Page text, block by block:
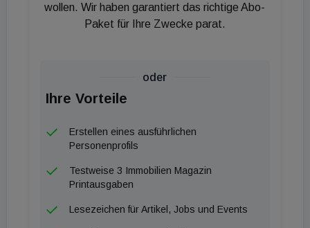
selbstbewusst kommuniziert was der Metallbau
kann. Das neue Lizenzkonzept AFI.Zukunft enthält
sind branchenspezifische sowie regionale
Impulstreffen, regionale und
unternehmensspezifische Werbe-, PR- und Social-
Media-Kampagnen, Aktivitäten rund um das AFI-
Weißbuch der Gemeinschaftsmarke Alu-Fenster,
die Ausschreibung des Aluminium-Architektur-
wollen. Wir haben garantiert das richtige Abo-
Paket für Ihre Zwecke parat.
oder
Ihre Vorteile
Erstellen eines ausführlichen
Personenprofils
Testweise 3 Immobilien Magazin
Printausgaben
Lesezeichen für Artikel, Jobs und Events